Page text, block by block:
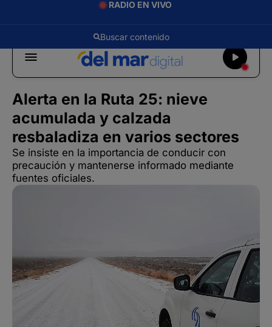
RADIO EN VIVO
Alerta en la Ruta 25: nieve
acumulada y calzada
resbaladiza en varios sectores
Se insiste en la importancia de conducir con
precaución y mantenerse informado mediante
fuentes oficiales.